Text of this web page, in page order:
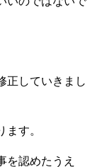
正していきまし
す。
を認めたうえ